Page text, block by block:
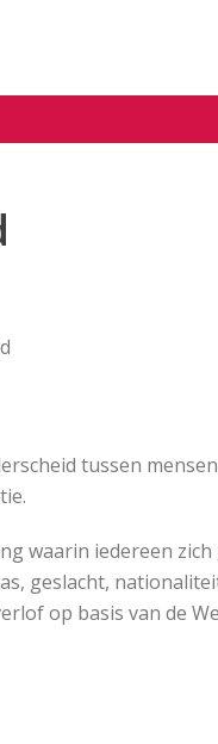
tussen
waarin iedereen
geslacht,
op basis van de